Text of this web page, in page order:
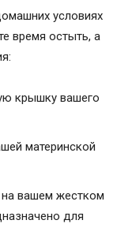
условиях
время остыть, а
крышку вашего
материнской
на вашем жестком
для